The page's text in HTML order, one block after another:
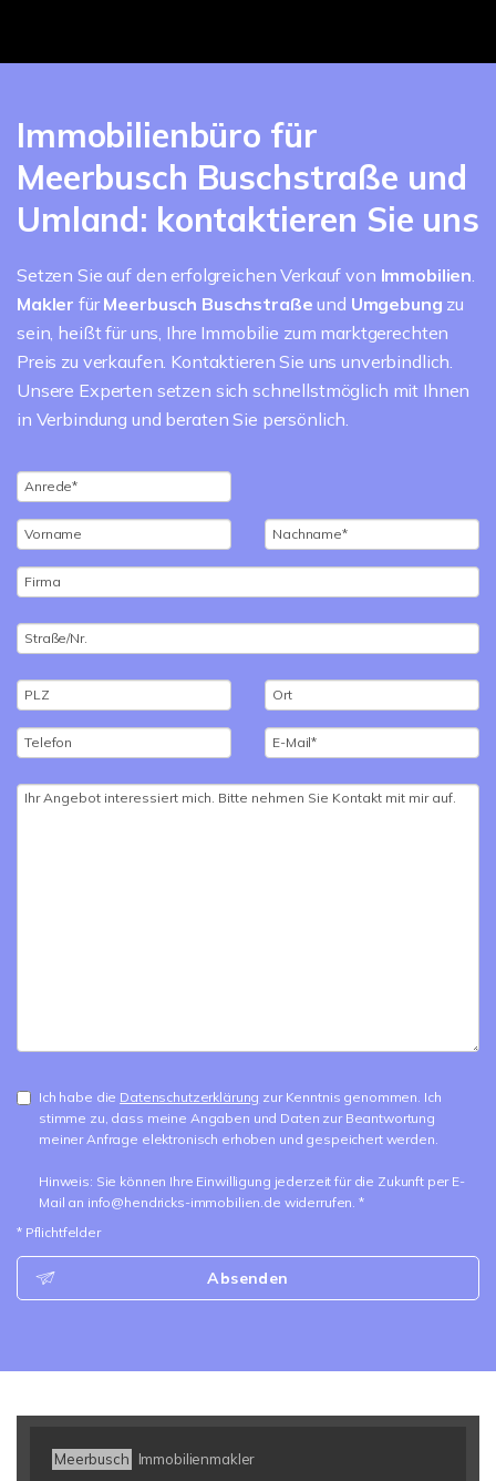
Immobilienbüro für
Meerbusch Buschstraße und
Umland: kontaktieren Sie uns
Setzen Sie auf den erfolgreichen Verkauf von Immobilien
Makler fürMeerbusch Buschstraßeund Umgebung zu
sein, heißt für uns, Ihre Immobilie zum marktgerechten
Preis zu verkaufen. Kontaktieren Sie uns unverbindlich.
Unsere Experten setzen sich schnellstmöglich mit Ihnen
in Verbindung und beraten Sie persönlich.
Ich habe die Datenschutzerklärung zur Kenntnis genommen. Ich
stimme zu, dass meine Angaben und Daten zur Beantwortung
meiner Anfrage elektronisch erhoben und gespeichert werden.
Hinweis: Sie können Ihre Einwilligung jederzeit für die Zukunft per E-
Mail an info@hendricks-immobilien.de widerrufen. *
* Pflichtfelder
Absenden
Meerbusch Immobilienmakler